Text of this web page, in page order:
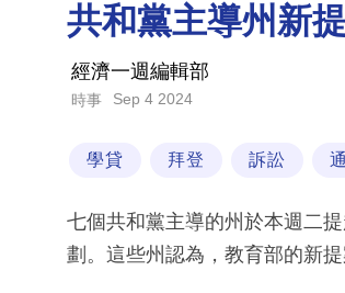
共和黨主導州新
經濟一週編輯部
時事 Sep 4 2024
學貸 拜登 訴訟
七個共和黨主導的州於本週二
劃。這些州認為，教育部的新